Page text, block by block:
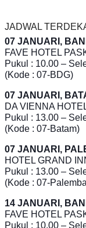
JADWAL
07 JANUARI,
FAVE HOTEL
Pukul : 10.00 –
(Kode : 07-BDG)
07 JANUARI,
DA VIENNA
Pukul : 13.00 –
(Kode : 07-Batam)
07 JANUARI,
HOTEL GRAND
Pukul : 13.00 –
(Kode : 07-
14 JANUARI,
FAVE HOTEL
Pukul : 10.00 –